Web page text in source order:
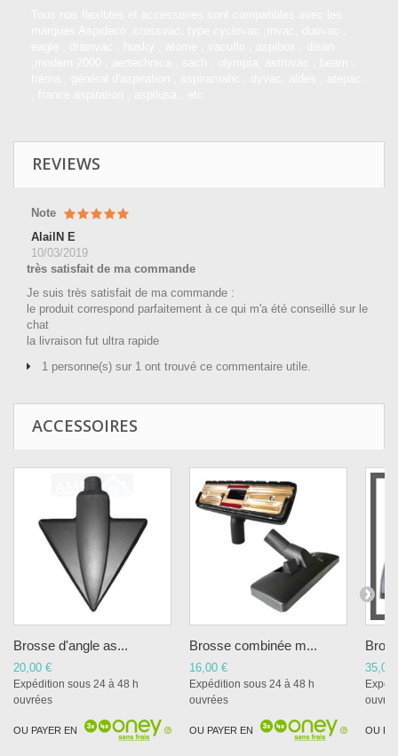
REVIEWS
Note
AlailN E
10/03/2019
très satisfait de ma commande
Je suis très satisfait de ma commande :
le produit correspond parfaitement à ce qui m'a été conseillé sur le
chat
la livraison fut ultra rapide
1 personne(s) sur 1 ont trouvé ce commentaire utile.
ACCESSOIRES
Brosse d'angle as...
20,00 €
Expédition sous 24 à 48 h
ouvrées
OU PAYER EN
Brosse combinée m...
16,00 €
Expédition sous 24 à 48 h
ouvrées
OU PAYER EN
35,00
OU